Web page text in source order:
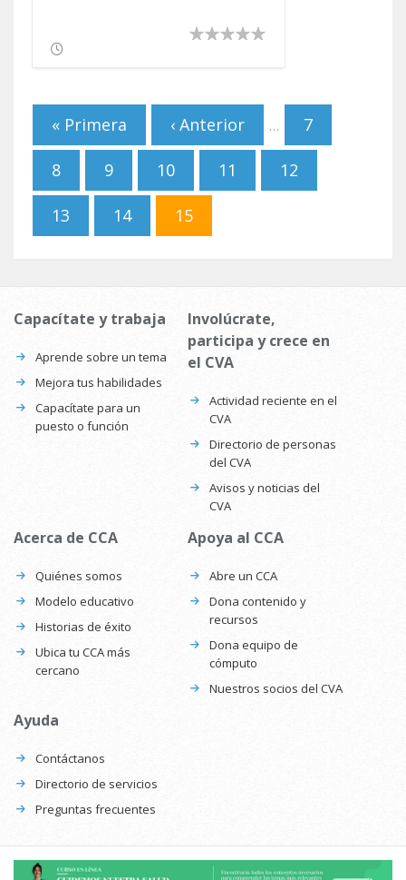
Páginas
« Primera ‹ Anterior … 7
8 9 10 11 12
13 14 15
Capacítate y trabaja
Aprende sobre un tema
Mejora tus habilidades
Capacítate para un
puesto o función
Involúcrate,
participa y crece en
el CVA
Actividad reciente en el
CVA
Directorio de personas
del CVA
Avisos y noticias del
CVA
Acerca de CCA
Quiénes somos
Modelo educativo
Historias de éxito
Ubica tu CCA más
cercano
Apoya al CCA
Abre un CCA
Dona contenido y
recursos
Dona equipo de
cómputo
Nuestros socios del CVA
Ayuda
Contáctanos
Directorio de servicios
Preguntas frecuentes